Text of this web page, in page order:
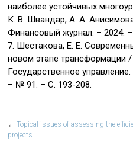
наиболее устойчивых
К. В. Швандар, А. А.
Финансовый журнал. – 2024.
7. Шестакова, Е. Е.
новом этапе трансформации
Государственное
– № 91. – С. 193-208.
← Topical issues of assessing the
projects